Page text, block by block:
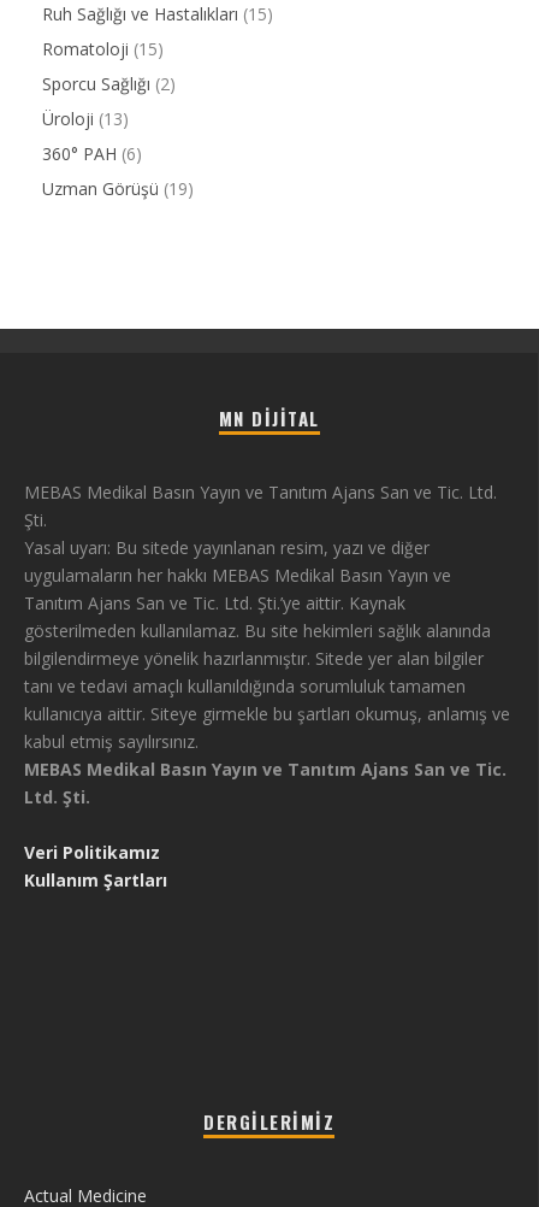
Ruh Sağlığı ve Hastalıkları (15)
Romatoloji (15)
Sporcu Sağlığı (2)
Üroloji (13)
360° PAH (6)
Uzman Görüşü (19)
MN DIJITAL
MEBAS Medikal Basın Yayın ve Tanıtım Ajans San ve Tic. Ltd.
Şti.
Yasal uyarı: Bu sitede yayınlanan resim, yazı ve diğer
uygulamaların her hakkı MEBAS Medikal Basın Yayın ve
Tanıtım Ajans San ve Tic. Ltd. Şti.’ye aittir. Kaynak
gösterilmeden kullanılamaz. Bu site hekimleri sağlık alanında
bilgilendirmeye yönelik hazırlanmıştır. Sitede yer alan bilgiler
tanı ve tedavi amaçlı kullanıldığında sorumluluk tamamen
kullanıcıya aittir. Siteye girmekle bu şartları okumuş, anlamış ve
kabul etmiş sayılırsınız.
MEBAS Medikal Basın Yayın ve Tanıtım Ajans San ve Tic.
Ltd. Şti.
Veri Politikamız
Kullanım Şartları
DERGILERIMIZ
Actual Medicine